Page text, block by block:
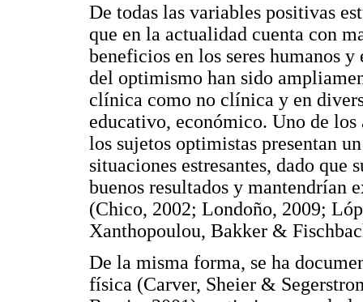
De todas las variables positivas
que en la actualidad cuenta con
beneficios en los seres humanos
del optimismo han sido
clínica como no clínica y en
educativo, económico. Uno de los
los sujetos optimistas presentan
situaciones estresantes, dado que
buenos resultados y mantendrían
(Chico, 2002; Londoño, 2009;
Xanthopoulou, Bakker &
De la misma forma, se ha
física (Carver, Sheier &